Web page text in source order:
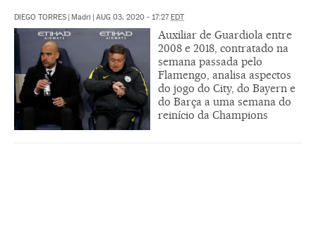
DIEGO TORRES | Madri | AUG 03, 2020 - 17:27EDT
Auxiliar de Guardiola entre
2008 e 2018, contratado na
semana passada pelo
Flamengo, analisa aspectos
do jogo do City, do Bayern e
do Barça a uma semana do
reinício da Champions